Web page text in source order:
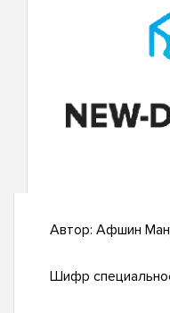
Автор: Афшин
Шифр